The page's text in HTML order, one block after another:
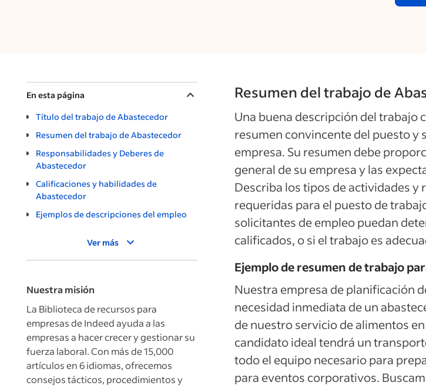
En esta página
Título del trabajo de Abastecedor
Resumen del trabajo de Abastecedor
Responsabilidades y Deberes de
Abastecedor
Calificaciones y habilidades de
Abastecedor
Ejemplos de descripciones del empleo
Ver más
Nuestra misión
La Biblioteca de recursos para
empresas de Indeed ayuda a las
empresas a hacer crecer y gestionar su
fuerza laboral. Con más de 15,000
artículos en 6 idiomas, ofrecemos
consejos tácticos, procedimientos y
Resumen del trabajo de
Una buena descripción del trabajo
resumen convincente del puesto y
empresa. Su resumen debe
general de su empresa y las
Describa los tipos de actividades y
requeridas para el puesto de
solicitantes de empleo puedan
calificados, o si el trabajo es
Ejemplo de resumen de trabajo
Nuestra empresa de planificación
necesidad inmediata de un
de nuestro servicio de alimentos
candidato ideal tendrá un
todo el equipo necesario para
para eventos corporativos.